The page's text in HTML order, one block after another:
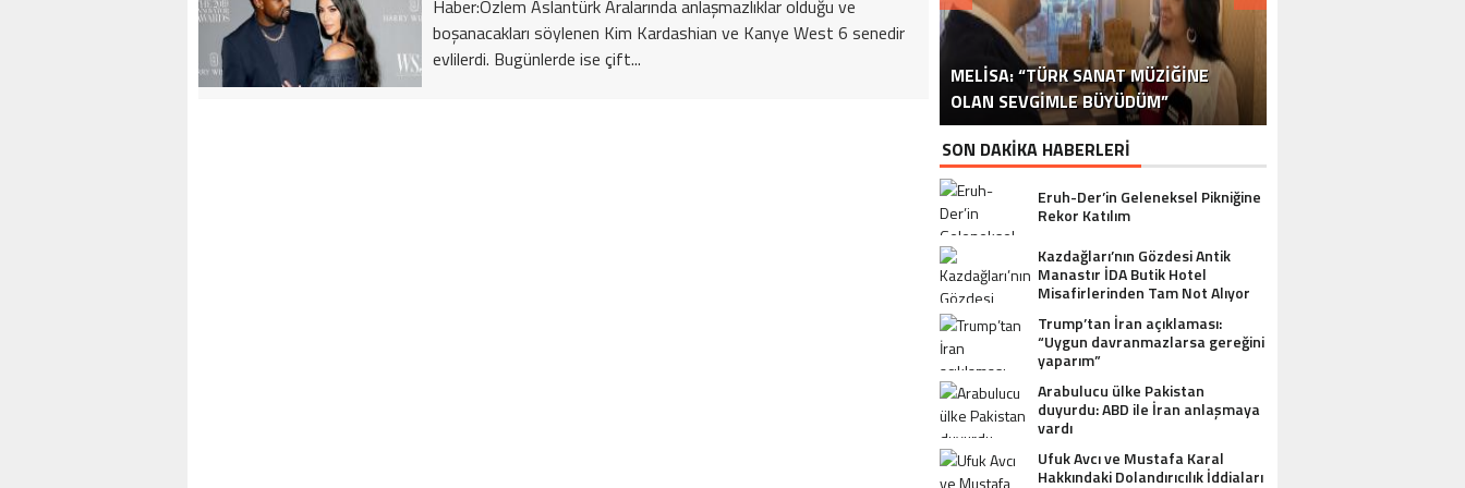
Haber:Özlem Aslantürk Aralarında anlaşmazlıklar olduğu ve
boşanacakları söylenen Kim Kardashian ve Kanye West 6 senedir
evlilerdi. Bugünlerde ise çift...
MELISA: “TÜRK SANAT MÜZIĞINE
OLAN SEVGIMLE BÜYÜDÜM”
İSPANYA SAĞLIK TURIZMINDE 2026
HEDEFLERINI BÜYÜTÜYOR
DR. ALI YÜKSELOĞLU, TÜRKIYE’NIN
2026 SAĞLIK TURIZMI VIZYONUNU
AÇIKLADI
“YAPIMCI MUSTAFA USLU HAKKINDA
SUÇ DUYURUSU”
USTA YÖNETMEN MURAT UYGUR’DAN
ULUSLARARASI AKSIYON FILMI
ÜNLÜ YAPIMCI MUSTAFA USLU VE EŞI
HAKKINDA UYUŞTURUCU ŞIKÂYETI
İSTANBUL’DAN BINGÖL’E 3 MILYON
TL’LIK GÖNÜL KÖPRÜSÜ
TURIZM SEKTÖRÜNÜN DENEYIMLI
İSMI: FATIH ERSÜ
MUSTAFA USLU HAKKINDAKI
SORUŞTURMADA SESSIZLIK TEPKI
ÇEKIYOR
OYUNCU SINAN ÇALIŞKANOĞLU
KARAKOLLUK OLDU
SON DAKİKA HABERLERİ
Eruh-Der’in Geleneksel Pikniğine
Rekor Katılım
Kazdağları’nın Gözdesi Antik
Manastır İDA Butik Hotel
Misafirlerinden Tam Not Alıyor
Trump’tan İran açıklaması:
“Uygun davranmazlarsa gereğini
yaparım”
Arabulucu ülke Pakistan
duyurdu: ABD ile İran anlaşmaya
vardı
Ufuk Avcı ve Mustafa Karal
Hakkındaki Dolandırıcılık İddiaları